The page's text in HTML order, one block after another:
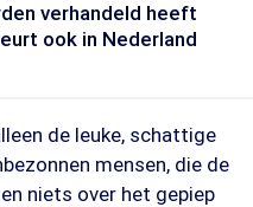
verhandeld heeft
ook in Nederland
de leuke, schattige
mensen, die de
niets over het gepiep